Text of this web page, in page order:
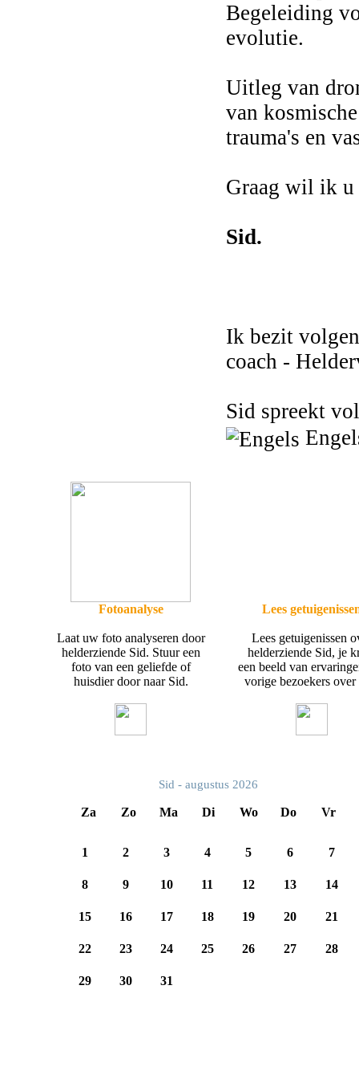
Begeleiding
evolutie.
Uitleg van
van
trauma's en
Graag wil ik u
Sid.
Ik bezit
coach -
Sid spreekt
Fotoanalyse Lees
Laat uw foto analyseren door
helderziende Sid. Stuur een
foto van een geliefde of
huisdier door naar Sid.
Lees getuigenissen
helderziende Sid, je
een beeld van
vorige bezoekers over
Sid - augustus 2026
Za Zo Ma Di Wo Do Vr
1 2 3 4 5 6 7
8 9 10 11 12 13 14
15 16 17 18 19 20 21
22 23 24 25 26 27 28
29 30 31